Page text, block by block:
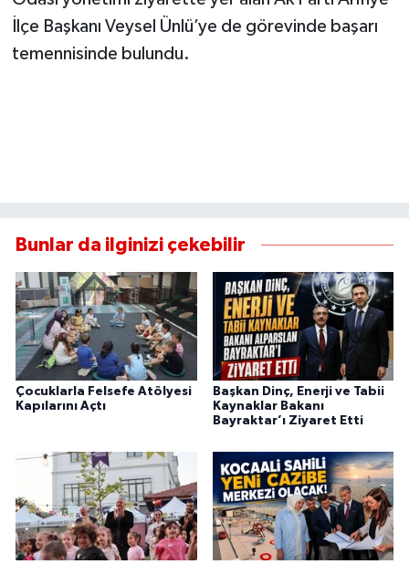
İlçe Başkanı Veysel Ünlü’ye de görevinde başarı
temennisinde bulundu.
Bunlar da ilginizi çekebilir
Çocuklarla Felsefe Atölyesi
Kapılarını Açtı
Başkan Dinç, Enerji ve Tabii
Kaynaklar Bakanı
Bayraktar’ı Ziyaret Etti